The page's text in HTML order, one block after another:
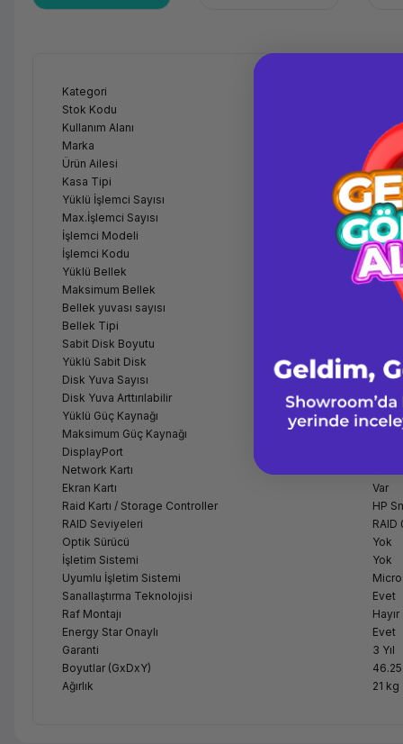
Kategori
Stok Kodu
Kullanım Alanı
Genel
Marka
HPE
Ürün Ailesi
Kasa Tipi
Yüklü İşlemci Sayısı
Tek
Max.İşlemci Sayısı
1
İşlemci Modeli
HPE
İşlemci Kodu
Intel
Yüklü Bellek
Maksimum Bellek
128 GB
Bellek yuvası sayısı
24
Bellek Tipi
HPE
Sabit Disk Boyutu
Yüklü Sabit Disk
8 x
Disk Yuva Sayısı
8
Disk Yuva Arttırılabilir
Hayır
Yüklü Güç Kaynağı
2
Maksimum Güç Kaynağı
1
DisplayPort
Network Kartı
Ekran Kartı
Var
Raid Kartı / Storage Controller
HP
RAID Seviyeleri
RAID
Optik Sürücü
Yok
İşletim Sistemi
Yok
Uyumlu İşletim Sistemi
Sanallaştırma Teknolojisi
Evet
Raf Montajı
Hayır
Energy Star Onaylı
Evet
Garanti
3 Yıl
Boyutlar (GxDxY)
Ağırlık
21 kg